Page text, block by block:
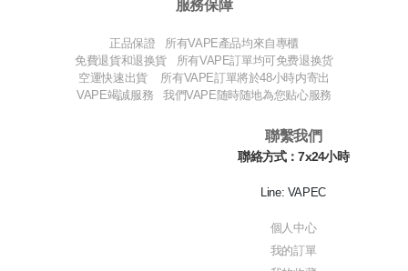
服務保障
正品保證 所有VAPE產品均來自專櫃
免費退貨和退换貨 所有VAPE訂單均可免费退换货
空運快速出貨 所有VAPE訂單將於48小時内寄出
VAPE竭誠服務 我們VAPE随時随地為您贴心服務
聯繫我們
聯絡方式：7x24小時
Line: VAPEC
個人中心
我的訂單